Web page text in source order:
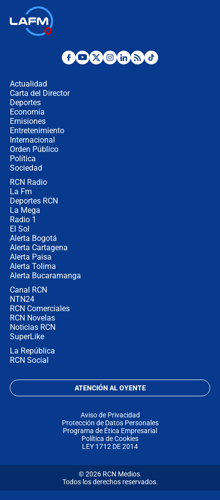
¿Por qué De la Espriella gobernará
Actualidad
Carta del Director
Deportes
Economía
Emisiones
Entretenimiento
Internacional
Orden Público
Política
Sociedad
RCN Radio
La Fm
Deportes RCN
La Mega
Radio 1
El Sol
Alerta Bogotá
Alerta Cartagena
Alerta Paisa
Alerta Tolima
Alerta Bucaramanga
Canal RCN
NTN24
RCN Comerciales
RCN Novelas
Noticias RCN
SuperLike
La República
RCN Social
ATENCIÓN AL OYENTE
Aviso de Privacidad
Protección de Datos Personales
Programa de Ética Empresarial
Política de Cookies
LEY 1712 DE 2014
© 2026 RCN Medios.
Todos los derechos reservados.